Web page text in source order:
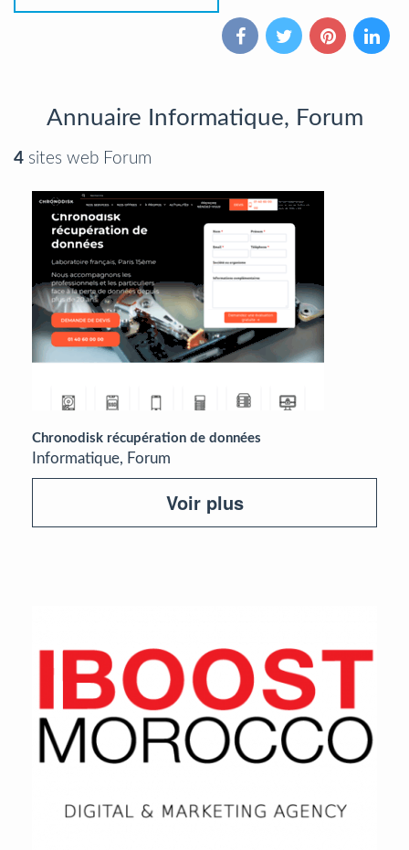
Annuaire Informatique, Forum
4 sites web Forum
Chronodisk récupération de données
Informatique, Forum
Voir plus